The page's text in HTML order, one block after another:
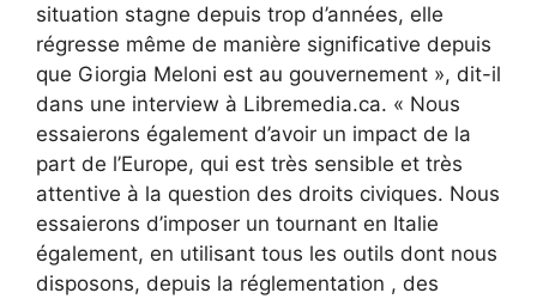
situation stagne depuis trop d’années, elle
régresse même de manière significative depuis
que Giorgia Meloni est au gouvernement », dit-il
dans une interview à Libremedia.ca. « Nous
essaierons également d’avoir un impact de la
part de l’Europe, qui est très sensible et très
attentive à la question des droits civiques. Nous
essaierons d’imposer un tournant en Italie
également, en utilisant tous les outils dont nous
disposons, depuis la réglementation , des